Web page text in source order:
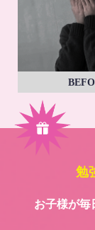
勉
お子様が毎